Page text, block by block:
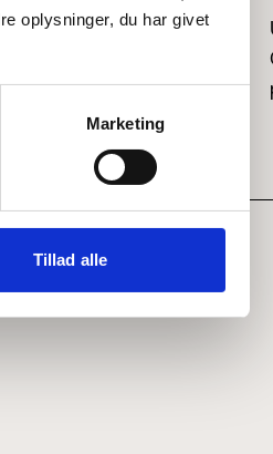
oplysninger, du har givet
Marketing
Tillad alle